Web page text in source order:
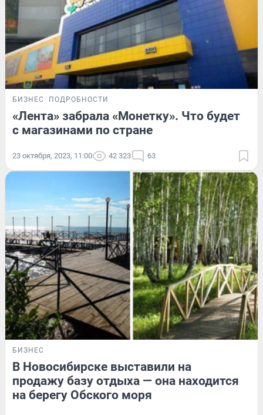
БИЗНЕС ПОДРОБНОСТИ
«Лента» забрала «Монетку». Что будет
с магазинами по стране
23 октября, 2023, 11:00 42 323 63
БИЗНЕС
В Новосибирске выставили на
продажу базу отдыха — она находится
на берегу Обского моря